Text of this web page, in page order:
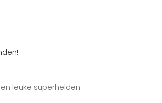
leuke superhelden